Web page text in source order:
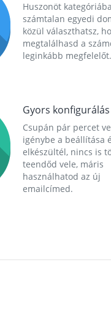
Huszonöt
számtalan egyedi
közül választhatsz,
megtalálhasd a
leginkább megfelelőt.
Gyors konfigurálás
Csupán pár percet
igénybe a beállítása
elkészültél, nincs is
teendőd vele, máris
használhatod az új
emailcímed.